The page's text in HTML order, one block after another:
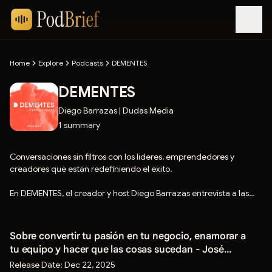
Home Explore Podcasts DEMENTES
DEMENTES
Diego Barrazas | Dudas Media
1 summary
Conversaciones sin filtros con los líderes, emprendedores y
creadores que están redefiniendo el éxito.
En DEMENTES, el creador y host Diego Barrazas entrevista a las
profundas y auténticas, conocerás las historias reales de quienes
decidieron salirse del camino tradicional para construir empresas,
proyectos y carreras con propósito.
Sobre convertir tu pasión en tu negocio, enamorar a
tu equipo y hacer que las cosas sucedan - José
Ignacio de Nicolás - 378
Release Date: Dec 22, 2025